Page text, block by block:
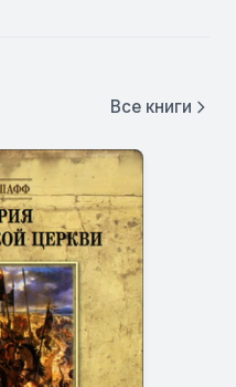
Все книги